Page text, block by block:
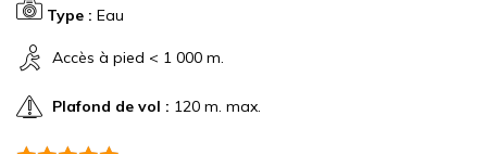
Type : Eau
Accès à pied < 1 000 m.
Plafond de vol : 120 m. max.